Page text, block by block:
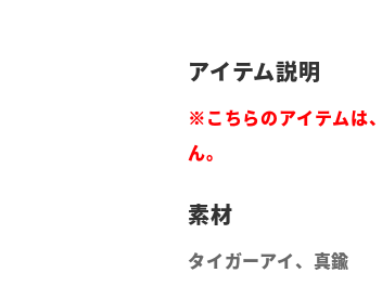
※こちらのアイテムは
ん。
タイガーアイ、真鍮